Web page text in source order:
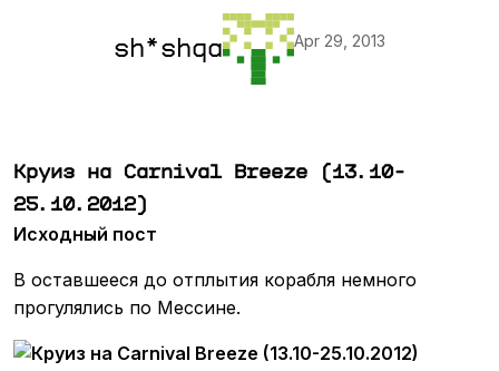
sh*shqa Apr 29, 2013
Круиз на Carnival Breeze (13.10-
25.10.2012)
Исходный пост
В оставшееся до отплытия корабля немного
прогулялись по Мессине.